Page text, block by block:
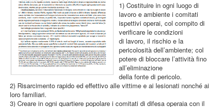
1) Costituire in ogni luogo di
lavoro e ambiente i comitati
ispettivi operai, col compito di
verificare le condizioni
di lavoro, il rischio e la
pericolosità dell’ambiente; col
potere di bloccare l’attività fino
all’eliminazione
della fonte di pericolo.
2) Risarcimento rapido ed effettivo alle vittime e ai lesionati nonché ai
loro familiari.
3) Creare in ogni quartiere popolare i comitati di difesa operaia con il